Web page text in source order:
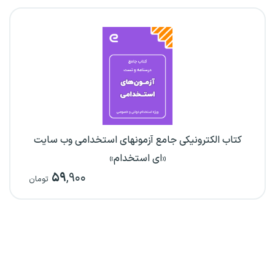
کتاب الکترونیکی جامع آزمونهای استخدامی وب سایت
«ای استخدام»
۵۹,۹۰۰ تومان